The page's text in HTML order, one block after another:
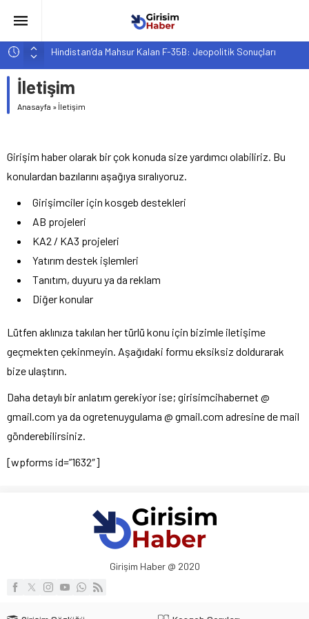
Hindistan’da Mahsur Kalan F-35B: Jeopolitik Sonuçları
Yapay Zeka Destekli Asistanlar: Elon Musk’tan Romantik Bir
Hamle mi?
Girişimcilik ve Yaşam Tarzı: Şehir Değişiminin Nedenleri ve
Girişimciler İçin MYK Belgeli Personel İstihdamı Neden Artık
Bir Tercih Değil, Zorunluluk?
İletişim
Anasayfa » İletişim
Girişim haber olarak bir çok konuda size yardımcı olabiliriz. Bu
konulardan bazılarını aşağıya sıralıyoruz.
Girişimciler için kosgeb destekleri
AB projeleri
KA2 / KA3 projeleri
Yatırım destek işlemleri
Tanıtım, duyuru ya da reklam
Diğer konular
Lütfen aklınıza takılan her türlü konu için bizimle iletişime
geçmekten çekinmeyin. Aşağıdaki formu eksiksiz doldurarak
bize ulaştırın.
Daha detaylı bir anlatım gerekiyor ise; girisimcihabernet @
gmail.com ya da ogretenuygulama @ gmail.com adresine de mail
gönderebilirsiniz.
[wpforms id=”1632″]
Girişim Haber @ 2020